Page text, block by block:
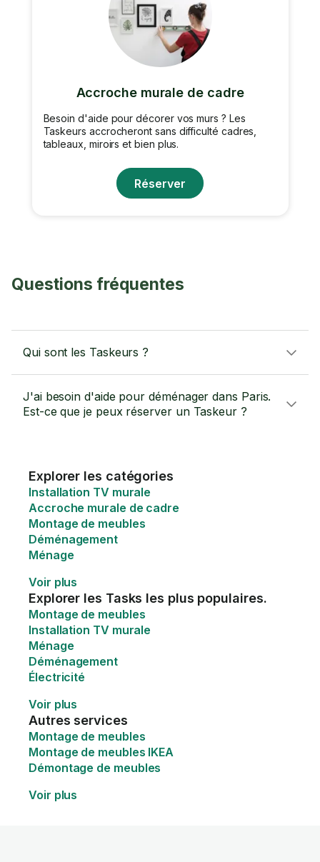
Accroche murale de cadre
Besoin d'aide pour décorer vos murs ? Les
Taskeurs accrocheront sans difficulté cadres,
tableaux, miroirs et bien plus.
Réserver
Questions fréquentes
Qui sont les Taskeurs ?
J'ai besoin d'aide pour déménager dans Paris.
Est-ce que je peux réserver un Taskeur ?
Explorer les catégories
Installation TV murale
Accroche murale de cadre
Montage de meubles
Déménagement
Ménage
Voir plus
Explorer les Tasks les plus populaires.
Montage de meubles
Installation TV murale
Ménage
Déménagement
Électricité
Voir plus
Autres services
Montage de meubles
Montage de meubles IKEA
Démontage de meubles
Voir plus